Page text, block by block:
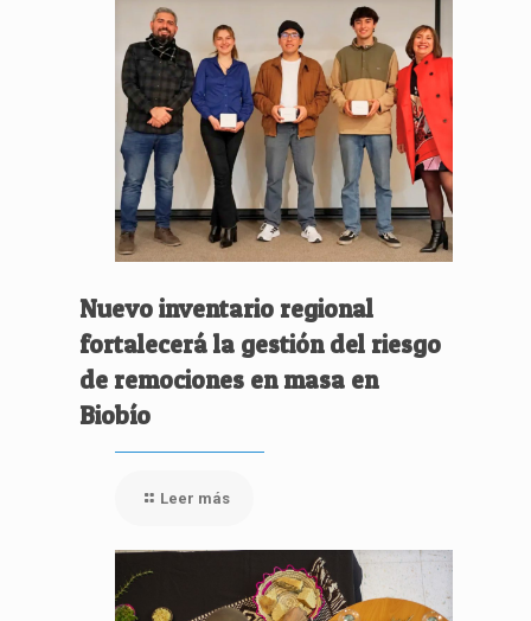
Nuevo inventario regional
fortalecerá la gestión del riesgo
de remociones en masa en
Biobío
Leer más